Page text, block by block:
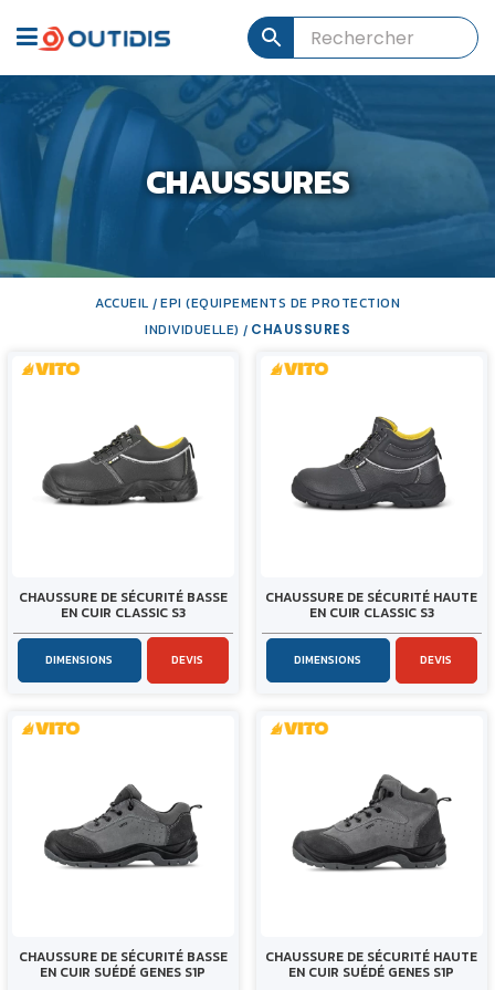
CHAUSSURES
ACCUEIL / EPI (EQUIPEMENTS DE PROTECTION
INDIVIDUELLE) / CHAUSSURES
CHAUSSURE DE SÉCURITÉ BASSE
EN CUIR CLASSIC S3
DIMENSIONS DEVIS
CHAUSSURE DE SÉCURITÉ HAUTE
EN CUIR CLASSIC S3
DIMENSIONS DEVIS
CHAUSSURE DE SÉCURITÉ BASSE
EN CUIR SUÉDÉ GENES S1P
CHAUSSURE DE SÉCURITÉ HAUTE
EN CUIR SUÉDÉ GENES S1P